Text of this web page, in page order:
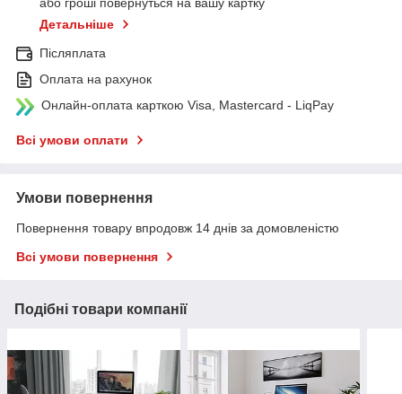
або гроші повернуться на вашу картку
Детальніше
Післяплата
Оплата на рахунок
Онлайн-оплата карткою Visa, Mastercard - LiqPay
Всі умови оплати
Умови повернення
Повернення товару впродовж 14 днів за домовленістю
Всі умови повернення
Подібні товари компанії